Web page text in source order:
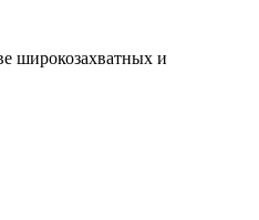
широкозахватных и